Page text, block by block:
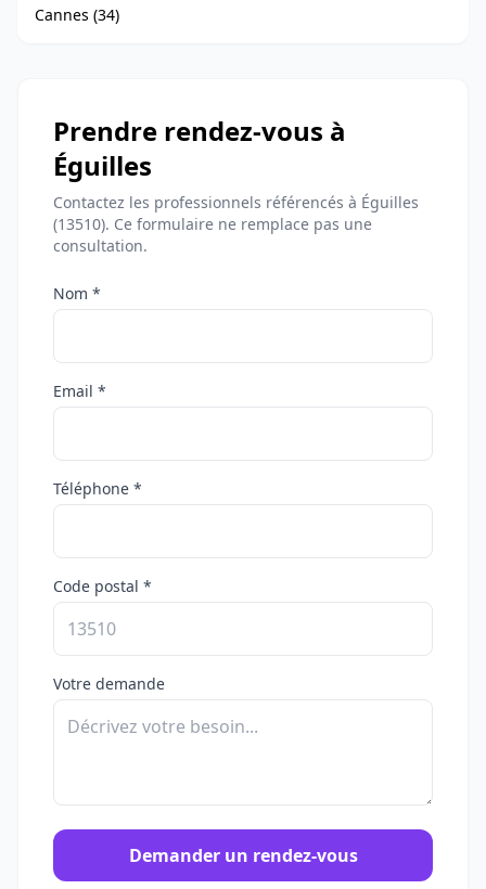
Cannes (34)
Prendre rendez-vous à
Éguilles
Contactez les professionnels référencés à Éguilles
(13510). Ce formulaire ne remplace pas une
consultation.
Nom *
Email *
Téléphone *
Code postal *
Votre demande
Demander un rendez-vous